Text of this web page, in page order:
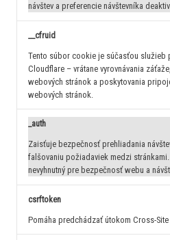
návštev a preferencie návštevníka
__cfruid
Tento súbor cookie je súčasťou služieb
Cloudflare – vrátane vyrovnávania
webových stránok a poskytovania
webových stránok.
_auth
Zaisťuje bezpečnosť prehliadania
falšovaniu požiadaviek medzi
nevyhnutný pre bezpečnosť webu a
csrftoken
Pomáha predchádzať útokom Cross-Site